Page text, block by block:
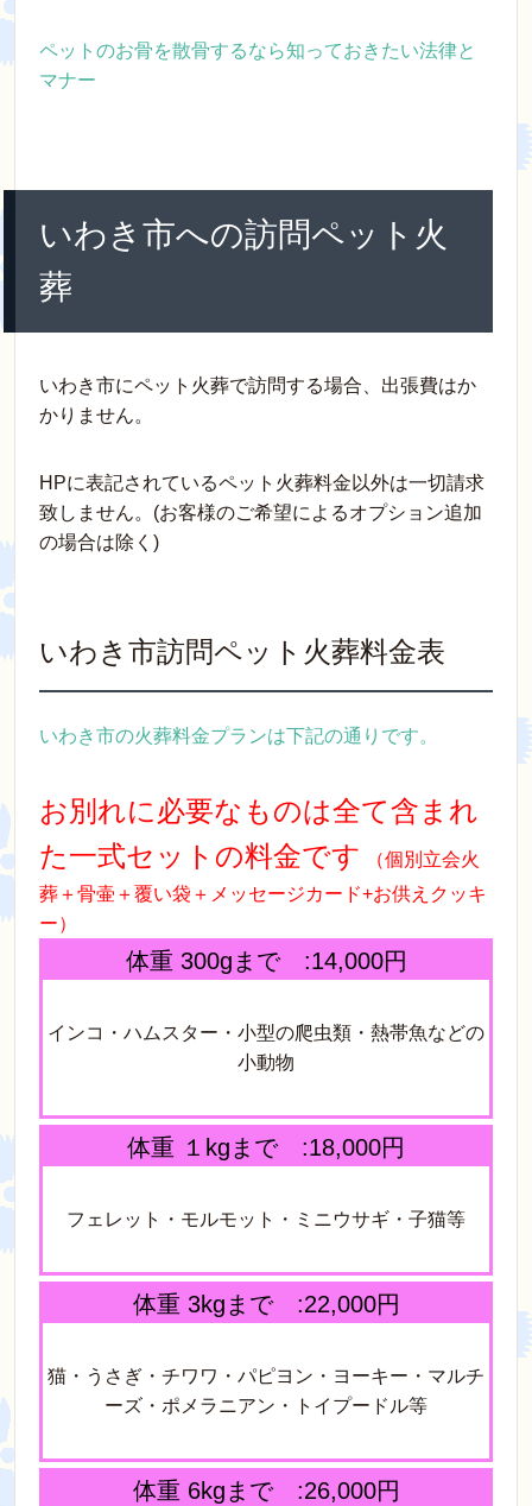
ペットのお骨を散骨するなら知っておきたい法律と
マナー
いわき市への訪問ペット火
葬
いわき市にペット火葬で訪問する場合、出張費はか
かりません。
HPに表記されているペット火葬料金以外は一切請求
致しません。(お客様のご希望によるオプション追加
の場合は除く)
いわき市訪問ペット火葬料金表
いわき市の火葬料金プランは下記の通りです。
お別れに必要なものは全て含まれ
た一式セットの料金です
（個別立会火
葬＋骨壷＋覆い袋＋メッセージカード+お供えクッキ
ー）
体重 300gまで :14,000円
インコ・ハムスター・小型の爬虫類・熱帯魚などの
小動物
体重 １kgまで :18,000円
フェレット・モルモット・ミニウサギ・子猫等
体重 3kgまで :22,000円
猫・うさぎ・チワワ・パピヨン・ヨーキー・マルチ
ーズ・ポメラニアン・トイプードル等
体重 6kgまで :26,000円